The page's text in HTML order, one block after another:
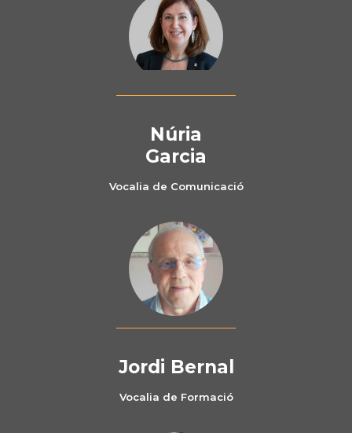
Núria
Garcia
Vocalia de Comunicació
Jordi Bernal
Vocalia de Formació